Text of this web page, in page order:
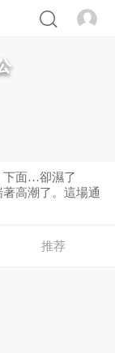
下面…卻濕了
高潮了。這場通
推荐